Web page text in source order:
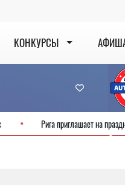
КОНКУРСЫ
сервис Рига